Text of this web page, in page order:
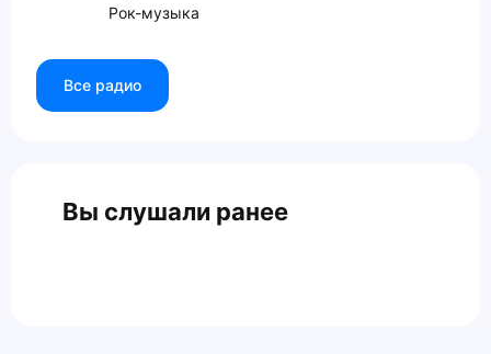
Рок-музыка
Все радио
Вы слушали ранее